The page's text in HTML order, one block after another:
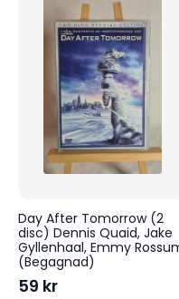
Day After Tomorrow (2
disc) Dennis Quaid, Jake
Gyllenhaal, Emmy
(Begagnad)
59 kr